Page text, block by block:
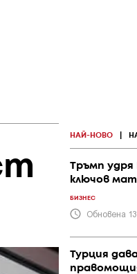
НАЙ-НОВО
Тръмп удря
ключов
БИЗНЕС
Обновена
Турция